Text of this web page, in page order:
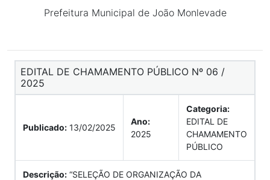
Prefeitura Municipal de João Monlevade
EDITAL DE CHAMAMENTO PÚBLICO Nº 06 /
2025
Publicado: 13/02/2025
Ano:
2025
Categoria:
EDITAL DE
CHAMAMENTO
PÚBLICO
Descrição: “SELEÇÃO DE ORGANIZAÇÃO DA